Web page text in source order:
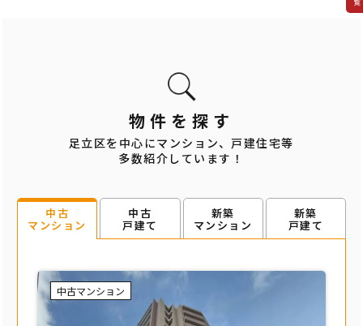
物件を探す
足立区を中心にマンション、戸建住宅等
多数紹介しています！
中古
マンション
中古
戸建て
新築
マンション
新築
戸建て
中古マンション